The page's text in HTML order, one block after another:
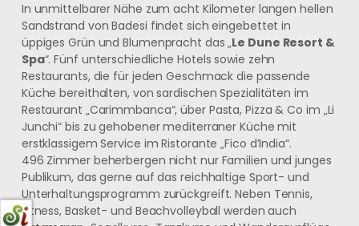
In unmittelbarer Nähe zum acht Kilometer langen hellen
Sandstrand von Badesi findet sich eingebettet in
üppiges Grün und Blumenpracht das „Le Dune Resort &
Spa“. Fünf unterschiedliche Hotels sowie zehn
Restaurants, die für jeden Geschmack die passende
Küche bereithalten, von sardischen Spezialitäten im
Restaurant „Carimmbanca“, über Pasta, Pizza & Co im „Li
Junchi“ bis zu gehobener mediterraner Küche mit
erstklassigem Service im Ristorante „Fico d’India“.
496 Zimmer beherbergen nicht nur Familien und junges
Publikum, das gerne auf das reichhaltige Sport- und
Unterhaltungsprogramm zurückgreift. Neben Tennis,
Fitness, Basket- und Beachvolleyball werden auch